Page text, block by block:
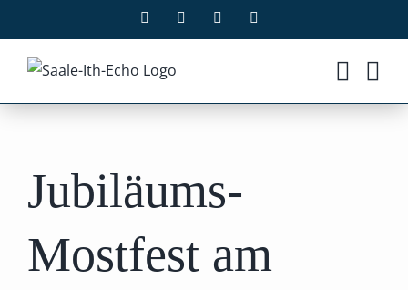
Inhalt
springen
Facebook Instagram
Jubiläums-
Mostfest am